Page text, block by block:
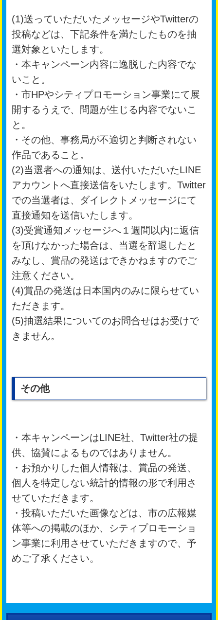
(1)送っていただいたメッセージやTwitterの
投稿などは、下記条件を満たしたものを抽
選対象といたします。
・本キャンペーン内容に逸脱した内容でな
いこと。
・市HPやシティプロモーション事業にて展
開するうえで、問題が生じる内容でないこ
と。
・その他、事務局が不適切と判断されない
作品であること。
(2)当選者への通知は、送付いただいたLINE
アカウントへ直接送信をいたします。Twitter
での当選者は、ダイレクトメッセージにて
直接通知を送信いたします。
(3)受賞通知メッセージへ１週間以内に返信
を頂けなかった場合は、当選を辞退したと
みなし、賞品の発送はできかねますのでご
注意ください。
(4)賞品の発送は日本国内のみに限らせてい
ただきます。
(5)抽選結果についてのお問合せはお受けで
きません。
その他
・本キャンペーンはLINE社、Twitter社の提
供、協賛によるものではありません。
・お預かりした個人情報は、賞品の発送、
個人を特定しない統計的情報の形で利用さ
せていただきます。
・投稿いただいた画像などは、市の広報媒
体等への掲載のほか、シティプロモーショ
ン事業に利用させていただきますので、予
めご了承ください。